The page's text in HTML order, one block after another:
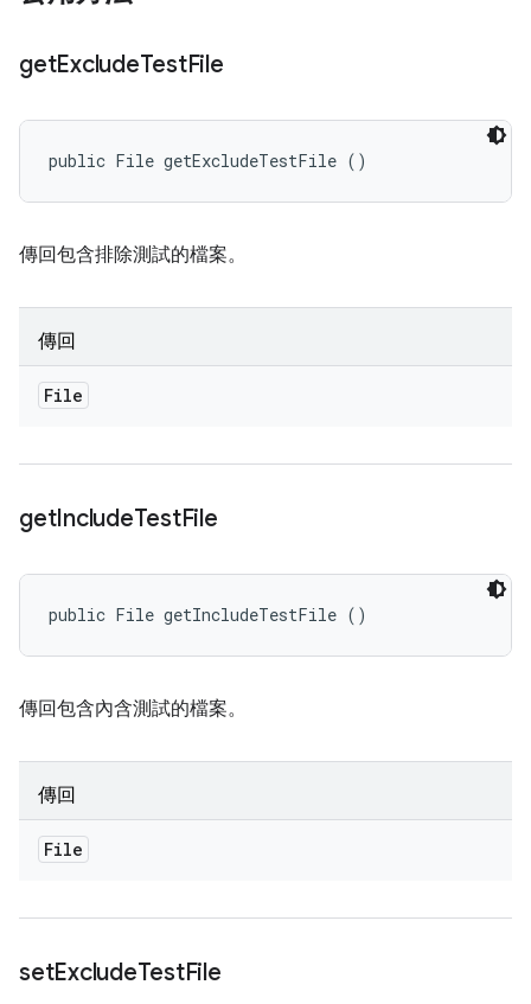
getExcludeTestFile
public File getExcludeTestFile ()
傳回包含排除測試的檔案。
傳回
File
getIncludeTestFile
public File getIncludeTestFile ()
傳回包含內含測試的檔案。
傳回
File
setExcludeTestFile